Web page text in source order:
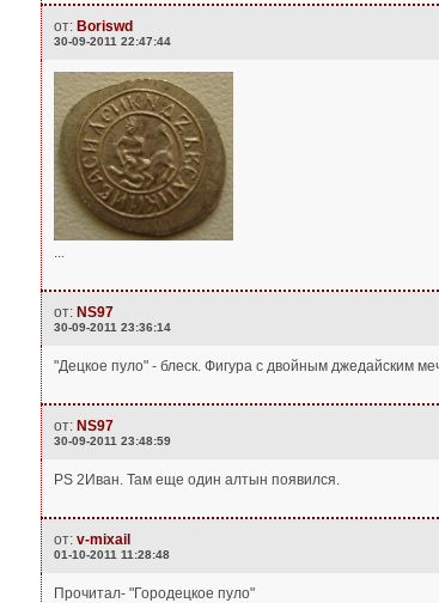
от: Boriswd
30-09-2011 22:47:44
...
от: NS97
30-09-2011 23:36:14
"Децкое пуло" - блеск. Фигура с двойным джедайским
от: NS97
30-09-2011 23:48:59
PS 2Иван. Там еще один алтын появился.
от: v-mixail
01-10-2011 11:28:48
Прочитал- "Городецкое пуло"